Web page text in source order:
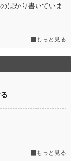
ばかり書いていま
もっと見る
もっと見る